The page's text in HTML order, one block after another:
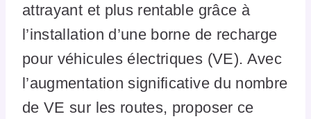
attrayant et plus rentable grâce à
l’installation d’une borne de recharge
pour véhicules électriques (VE). Avec
l’augmentation significative du nombre
de VE sur les routes, proposer ce